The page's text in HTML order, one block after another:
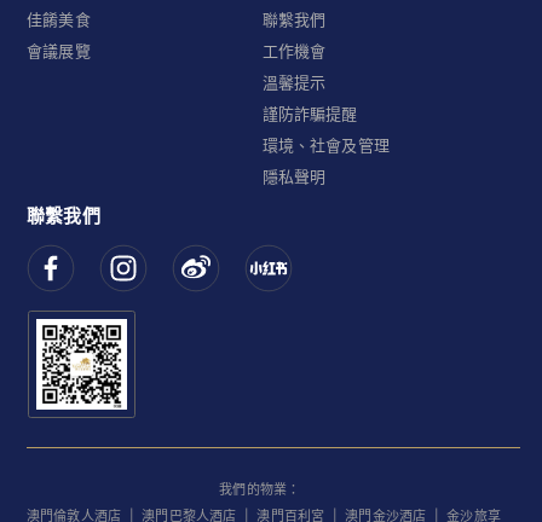
佳餚美食
會議展覽
聯繫我們
工作機會
溫馨提示
謹防詐騙提醒
環境、社會及管理
隱私聲明
聯繫我們
我們的物業：
澳門倫敦人酒店 |澳門巴黎人酒店 |澳門百利宮 |澳門金沙酒店 |金沙旅享